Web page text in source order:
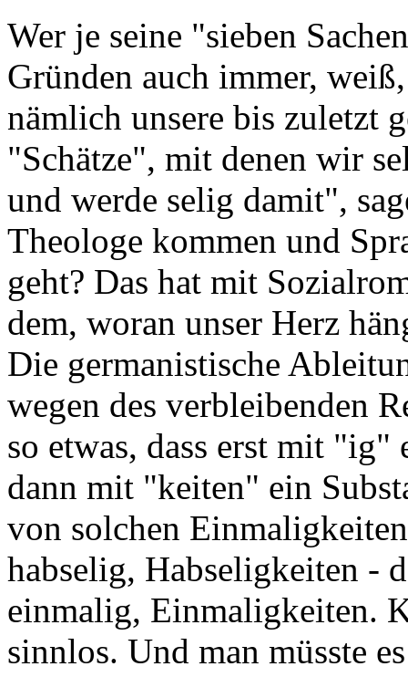
Wer je seine "sieben
Gründen auch immer,
nämlich unsere bis zuletzt
"Schätze", mit denen wir
und werde selig damit",
Theologe kommen und
geht? Das hat mit
dem, woran unser Herz
Die germanistische
wegen des verbleibenden
so etwas, dass erst mit
dann mit "keiten" ein
von solchen
habselig, Habseligkeiten -
einmalig, Einmaligkeiten.
sinnlos. Und man müsste